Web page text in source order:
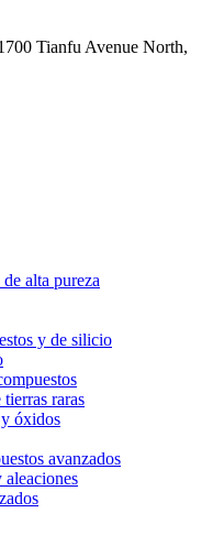
Tianfu Avenue North,
alta pureza
y de silicio
raras
óxidos
avanzados
aleaciones